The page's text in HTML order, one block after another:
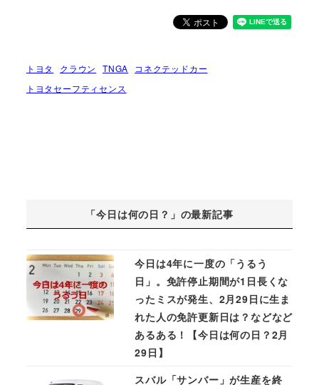
トヨタ クラウン TNGA
コネクテッドカー
トヨタセーフティセンス
「今日は何の日？」の最新記事
今日は4年に一度の「うるう
日」。免許停止期間が1日長くな
ったミスが発生、2月29日に生ま
れた人の免許更新日は？などなど
あるある！【今日は何の日？2月
29日】
スバル「サンバー」が生産を終